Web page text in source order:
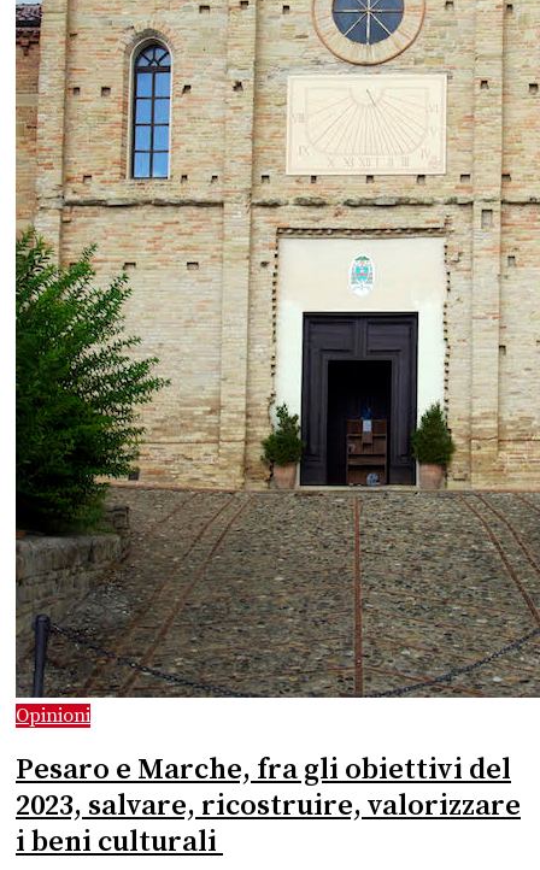
Opinioni
Pesaro e Marche, fra gli obiettivi del
2023, salvare, ricostruire, valorizzare
i beni culturali